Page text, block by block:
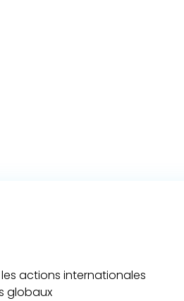
actions internationales
globaux